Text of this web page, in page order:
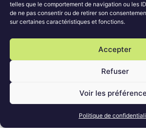
telles que le comportement de navigation ou les
de ne pas consentir ou de retirer son
sur certaines caractéristiques et fonctions.
Accepter
Refuser
Voir les
Politique de